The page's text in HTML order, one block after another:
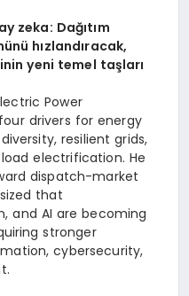
zeka: Dağıtım
hızlandıracak,
yeni temel taşları
Power
drivers for energy
resilient grids,
electrification. He
dispatch-market
that
and AI are becoming
stronger
cybersecurity,